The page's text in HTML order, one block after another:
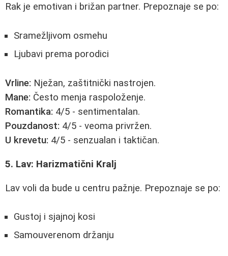
Rak je emotivan i brižan partner. Prepoznaje se po:
Sramežljivom osmehu
Ljubavi prema porodici
Vrline: Nježan, zaštitnički nastrojen.
Mane: Često menja raspoloženje.
Romantika: 4/5 - sentimentalan.
Pouzdanost: 4/5 - veoma privržen.
U krevetu: 4/5 - senzualan i taktičan.
5. Lav: Harizmatični Kralj
Lav voli da bude u centru pažnje. Prepoznaje se po:
Gustoj i sjajnoj kosi
Samouverenom držanju